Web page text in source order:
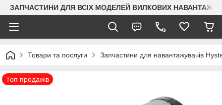
ЗАПЧАСТИНИ ДЛЯ ВСІХ МОДЕЛЕЙ ВИЛКОВИХ
Товари та послуги Запчастини для навантажувачів
Топ продажів